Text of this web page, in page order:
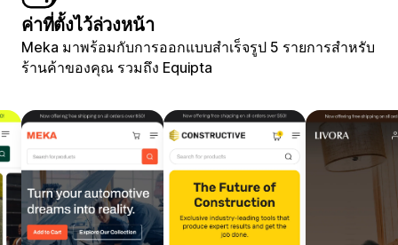
ค่าที่ตั้งไว้ล่วงหน้า
Meka มาพร้อมกับการออกแบบสำเร็จรูป 5 รายการสำหรับ
ร้านค้าของคุณ รวมถึง Equipta